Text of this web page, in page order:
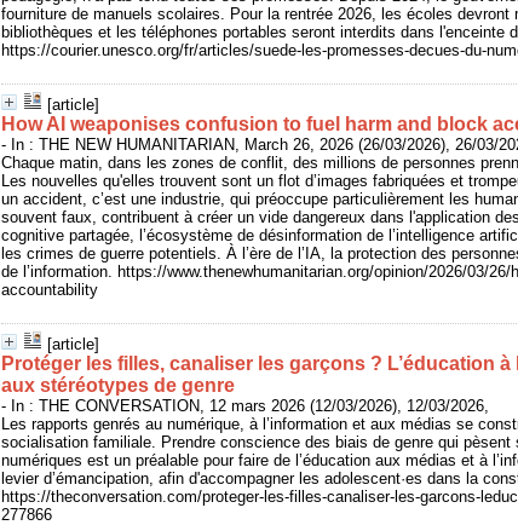
fourniture de manuels scolaires. Pour la rentrée 2026, les écoles
bibliothèques et les téléphones portables seront interdits dans l'enceinte
https://courier.unesco.org/fr/articles/suede-les-promesses-decues-du-
[article]
How AI weaponises confusion to fuel harm and block
- In : THE NEW HUMANITARIAN, March 26, 2026 (26/03/2026), 26/03/
Chaque matin, dans les zones de conflit, des millions de personnes
Les nouvelles qu'elles trouvent sont un flot d’images fabriquées et
un accident, c’est une industrie, qui préoccupe particulièrement les
souvent faux, contribuent à créer un vide dangereux dans l'application
cognitive partagée, l’écosystème de désinformation de l’intelligence
les crimes de guerre potentiels. À l’ère de l’IA, la protection des
de l’information. https://www.thenewhumanitarian.org/opinion/2026/03/
accountability
[article]
Protéger les filles, canaliser les garçons ? L’éducation à
aux stéréotypes de genre
- In : THE CONVERSATION, 12 mars 2026 (12/03/2026), 12/03/2026,
Les rapports genrés au numérique, à l’information et aux médias se
socialisation familiale. Prendre conscience des biais de genre qui pèsent
numériques est un préalable pour faire de l’éducation aux médias et à
levier d’émancipation, afin d'accompagner les adolescent·es dans la
https://theconversation.com/proteger-les-filles-canaliser-les-garcons-
277866